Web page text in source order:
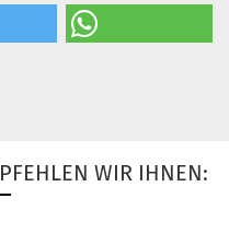
WIR IHNEN: